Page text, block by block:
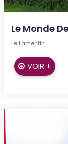
Le Monde
Le Lamentin
VOIR +